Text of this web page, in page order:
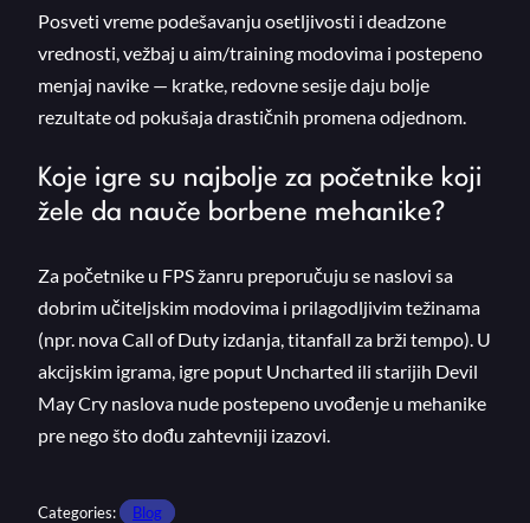
Posveti vreme podešavanju osetljivosti i deadzone
vrednosti, vežbaj u aim/training modovima i postepeno
menjaj navike — kratke, redovne sesije daju bolje
rezultate od pokušaja drastičnih promena odjednom.
Koje igre su najbolje za početnike koji
žele da nauče borbene mehanike?
Za početnike u FPS žanru preporučuju se naslovi sa
dobrim učiteljskim modovima i prilagodljivim težinama
(npr. nova Call of Duty izdanja, titanfall za brži tempo). U
akcijskim igrama, igre poput Uncharted ili starijih Devil
May Cry naslova nude postepeno uvođenje u mehanike
pre nego što dođu zahtevniji izazovi.
Categories: Blog